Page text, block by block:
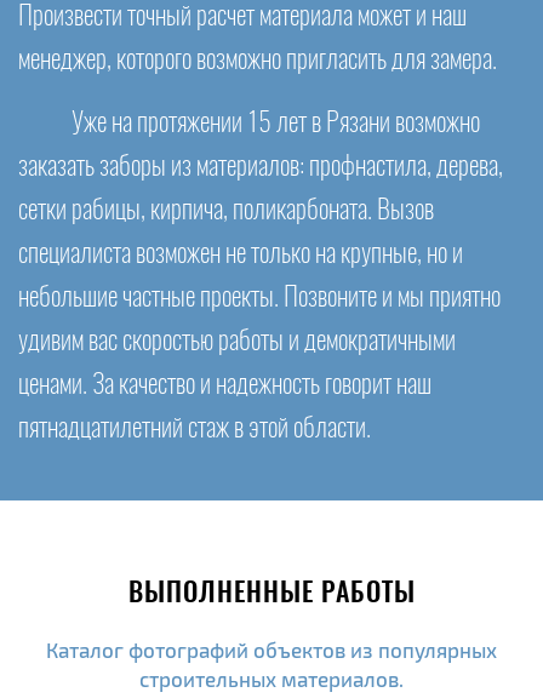
Произвести точный расчет материала может и наш
менеджер, которого возможно пригласить для замера.
Уже на протяжении 15 лет в Рязани возможно
заказать заборы из материалов: профнастила, дерева,
сетки рабицы, кирпича, поликарбоната. Вызов
специалиста возможен не только на крупные, но и
небольшие частные проекты. Позвоните и мы приятно
удивим вас скоростью работы и демократичными
ценами. За качество и надежность говорит наш
пятнадцатилетний стаж в этой области.
ВЫПОЛНЕННЫЕ РАБОТЫ
Каталог фотографий объектов из популярных
строительных материалов.